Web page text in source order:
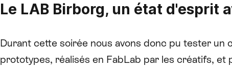
Le LAB Birborg, un état d'esprit
Durant cette soirée nous avons donc pu tester un
prototypes, réalisés en FabLab par les créatifs, et